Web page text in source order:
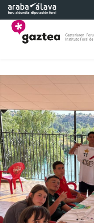
Eduki nagusira joan